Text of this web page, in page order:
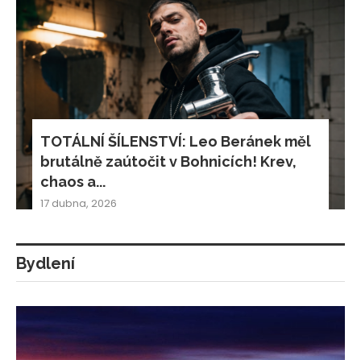
TOTÁLNÍ ŠÍLENSTVÍ: Leo Beránek měl
brutálně zaútočit v Bohnicích! Krev,
chaos a...
17 dubna, 2026
Bydlení